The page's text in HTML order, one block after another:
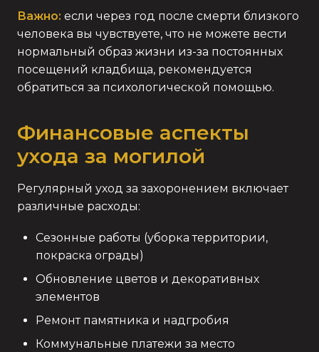
Важно: если через год после смерти близкого
человека вы чувствуете, что не можете вести
нормальный образ жизни из-за постоянных
посещений кладбища, рекомендуется
обратиться за психологической помощью.
Финансовые аспекты
ухода за могилой
Регулярный уход за захоронением включает
различные расходы:
Сезонные работы (уборка территории,
покраска ограды)
Обновление цветов и декоративных
элементов
Ремонт памятника и надгробия
Коммунальные платежи за место